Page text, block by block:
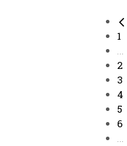
1
...
2
3
4
5
6
...